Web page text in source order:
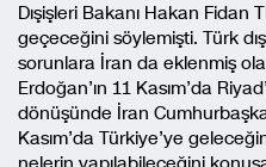
Dışişleri Bakanı Hakan Fidan
geçeceğini söylemişti. Türk
sorunlara İran da eklenmiş
Erdoğan’ın 11 Kasım’da
dönüşünde İran
Kasım’da Türkiye’ye